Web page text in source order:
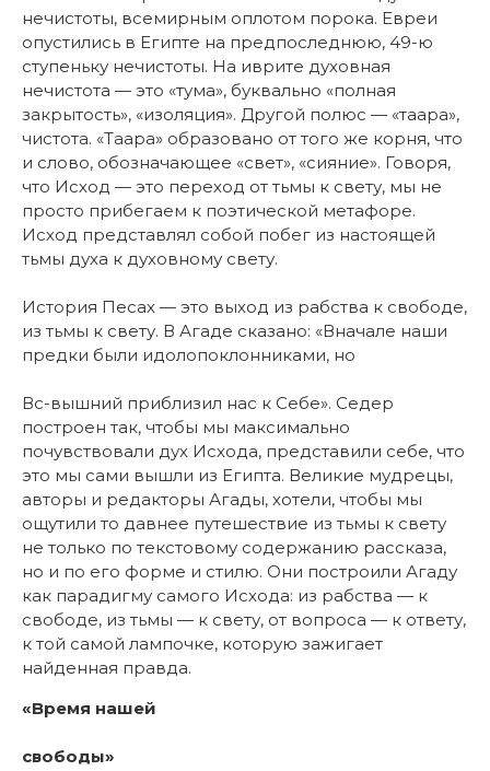
нечистоты, всемирным оплотом порока. Евреи
опустились в Египте на предпоследнюю, 49-ю
ступеньку нечистоты. На иврите духовная
нечистота — это «тума», буквально «полная
закрытость», «изоляция». Другой полюс — «таара»,
чистота. «Таара» образовано от того же корня, что
и слово, обозначающее «свет», «сияние». Говоря,
что Исход — это переход от тьмы к свету, мы не
просто прибегаем к поэтической метафоре.
Исход представлял собой побег из настоящей
тьмы духа к духовному свету.
История Песах — это выход из рабства к свободе,
из тьмы к свету. В Агаде сказано: «Вначале наши
предки были идолопоклонниками, но
Вс-вышний приблизил нас к Себе». Седер
построен так, чтобы мы максимально
почувствовали дух Исхода, представили себе, что
это мы сами вышли из Египта. Великие мудрецы,
авторы и редакторы Агады, хотели, чтобы мы
ощутили то давнее путешествие из тьмы к свету
не только по текстовому содержанию рассказа,
но и по его форме и стилю. Они построили Агаду
как парадигму самого Исхода: из рабства — к
свободе, из тьмы — к свету, от вопроса — к ответу,
к той самой лампочке, которую зажигает
найденная правда.
«Время нашей
свободы»